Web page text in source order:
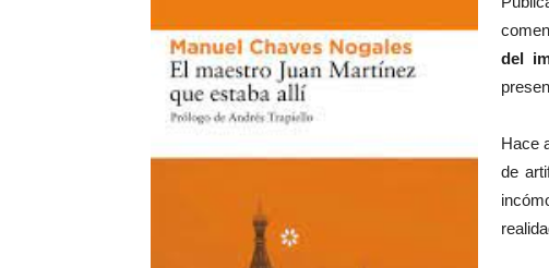
del
Hace
de